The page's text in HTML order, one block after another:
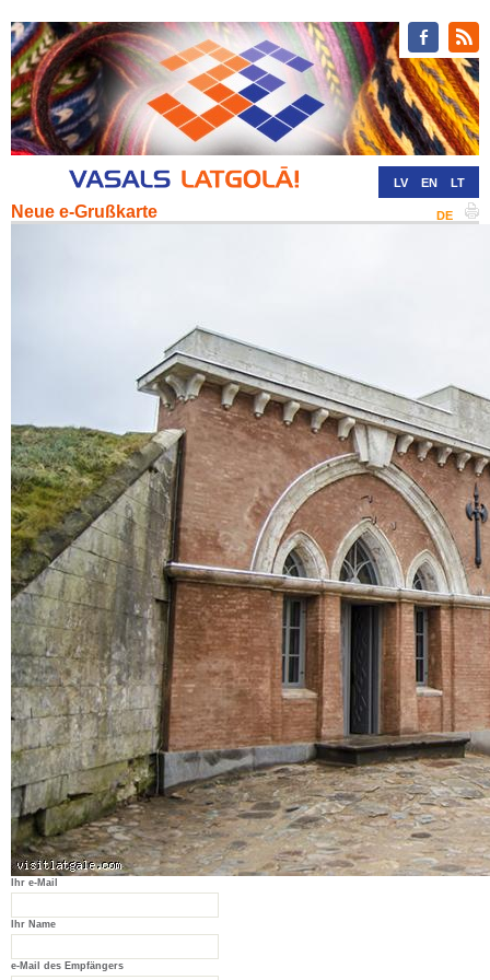
LV EN LT
DE
Neue e-Grußkarte
Ihr e-Mail
Ihr Name
e-Mail des Empfängers